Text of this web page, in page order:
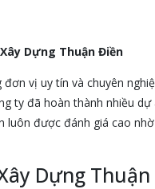
Dựng Thuận Điền
vị uy tín và chuyên
ty đã hoàn thành nhiều
được đánh giá cao
Dựng